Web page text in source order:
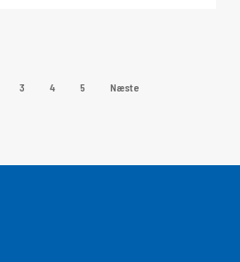
3 4 5 Næste